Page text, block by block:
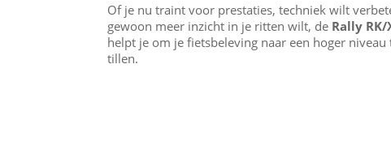
Of je nu traint voor prestaties, techniek wilt
gewoon meer inzicht in je ritten wilt, de Rally RK/
helpt je om je fietsbeleving naar een hoger niveau
tillen.